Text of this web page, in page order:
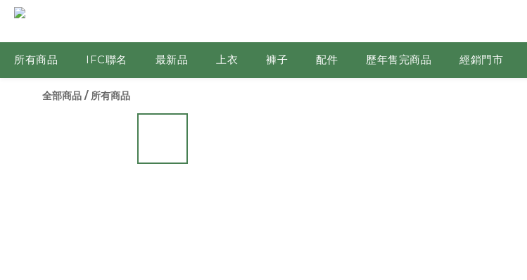
所有商品 IFC聯名 最新品 上衣 褲子 配件 歷年售完商品 經銷門市
全部商品 / 所有商品